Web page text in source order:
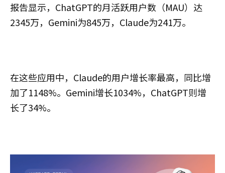
报告显示，ChatGPT的月活跃用户数（MAU）达
2345万，Gemini为845万，Claude为241万。
在这些应用中，Claude的用户增长率最高，同比增
加了1148%。Gemini增长1034%，ChatGPT则增
长了34%。